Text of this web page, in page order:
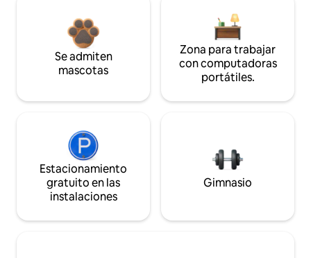
Se admiten
mascotas
Zona para trabajar
con computadoras
portátiles.
Estacionamiento
gratuito en las
instalaciones
Gimnasio